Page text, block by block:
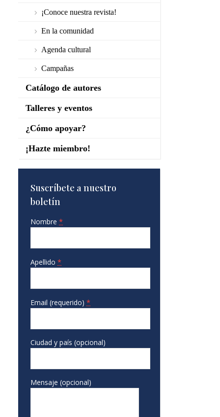
¡Conoce nuestra revista!
En la comunidad
Agenda cultural
Campañas
Catálogo de autores
Talleres y eventos
¿Cómo apoyar?
¡Hazte miembro!
Suscríbete a nuestro
boletín
Nombre *
Apellido *
Email (requerido) *
Ciudad y país (opcional)
Mensaje (opcional)